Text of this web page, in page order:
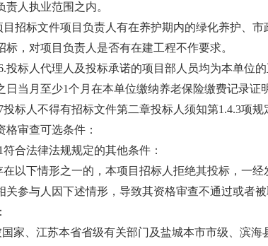
责人执业范围之内。
目招标文件项目负责人有在养护期内的绿化养护、
标，对项目负责人是否有在建工程不作要求。
投标人代理人及投标承诺的项目部人员均为本单位
日当月至少1个月在本单位缴纳养老保险缴费记录证
投标人不得有招标文件第二章投标人须知第1.4.3项规
格审查可选条件：
符合法律法规规定的其他条件：
在以下情形之一的，本项目招标人拒绝其投标，一
关参与人因下述情形，导致其资格审查不通过或者
家、江苏本省省级有关部门及盐城本市市级、滨海